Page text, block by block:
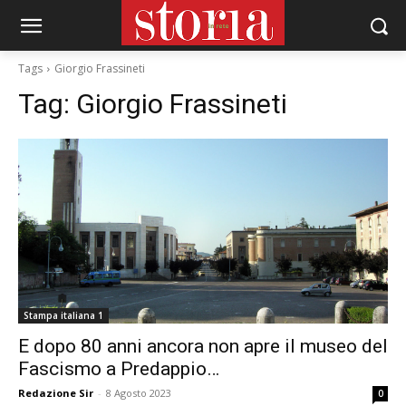
Tags Giorgio Frassineti
Tag: Giorgio Frassineti
Stampa italiana 1
E dopo 80 anni ancora non apre il museo del
Fascismo a Predappio…
Redazione Sir - 8 Agosto 2023 0